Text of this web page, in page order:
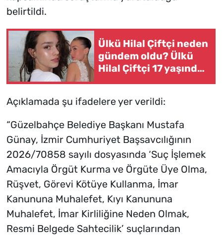
belirtildi.
Ülkü Hilal Çiftçi neden
gündem oldu? Ülkü
Hilal Çiftçi 17 yaşında
Açıklamada şu ifadelere yer verildi:
“Güzelbahçe Belediye Başkanı Mustafa
Günay, İzmir Cumhuriyet Başsavcılığının
2026/70858 sayılı dosyasında ‘Suç İşlemek
Amacıyla Örgüt Kurma ve Örgüte Üye Olma,
Rüşvet, Görevi Kötüye Kullanma, İmar
Kanununa Muhalefet, Kıyı Kanununa
Muhalefet, İmar Kirliliğine Neden Olmak,
Resmi Belgede Sahtecilik’ suçlarından